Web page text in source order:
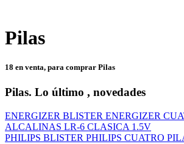
Pilas
18 en venta, para comprar Pilas
Pilas. Lo último , novedades
ENERGIZER BLISTER ENERGIZER
ALCALINAS LR-6 CLASICA 1.5V
PHILIPS BLISTER PHILIPS CUATRO